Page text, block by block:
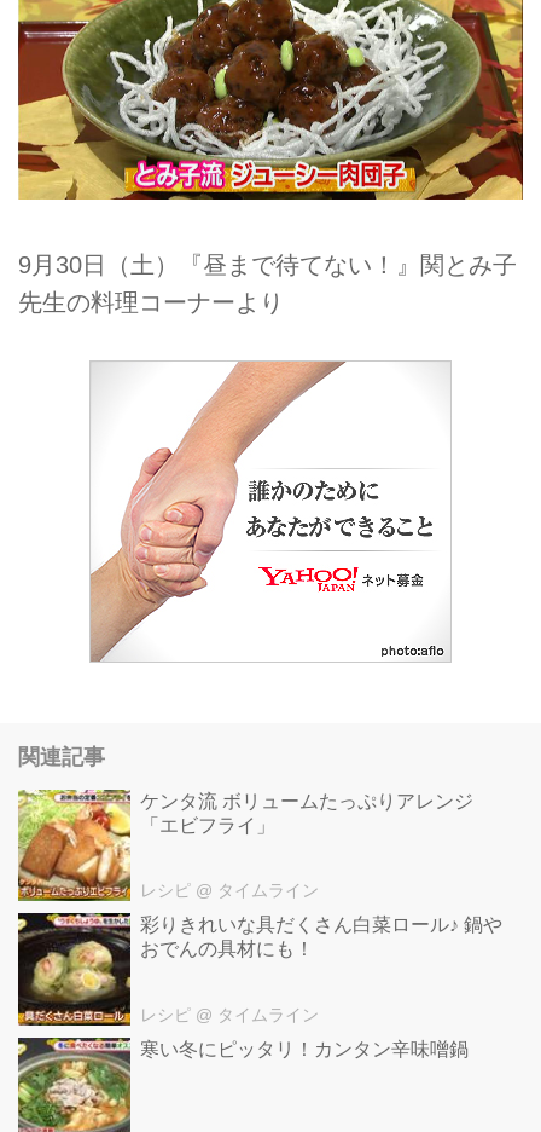
9月30日（土）『昼まで待てない！』関とみ子
先生の料理コーナーより
関連記事
ケンタ流 ボリュームたっぷりアレンジ
「エビフライ」
レシピ @ タイムライン
彩りきれいな具だくさん白菜ロール♪ 鍋や
おでんの具材にも！
レシピ @ タイムライン
寒い冬にピッタリ！カンタン辛味噌鍋